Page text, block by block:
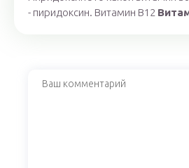
- пиридоксин. Витамин В12